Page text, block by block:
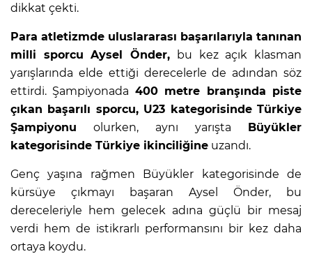
dikkat çekti.
Para atletizmde uluslararası başarılarıyla tanınan
milli sporcu Aysel Önder, bu kez açık klasman
yarışlarında elde ettiği derecelerle de adından söz
ettirdi. Şampiyonada 400 metre branşında piste
çıkan başarılı sporcu, U23 kategorisinde Türkiye
Şampiyonu olurken, aynı yarışta Büyükler
kategorisinde Türkiye ikinciliğine uzandı.
Genç yaşına rağmen Büyükler kategorisinde de
kürsüye çıkmayı başaran Aysel Önder, bu
dereceleriyle hem gelecek adına güçlü bir mesaj
verdi hem de istikrarlı performansını bir kez daha
ortaya koydu.